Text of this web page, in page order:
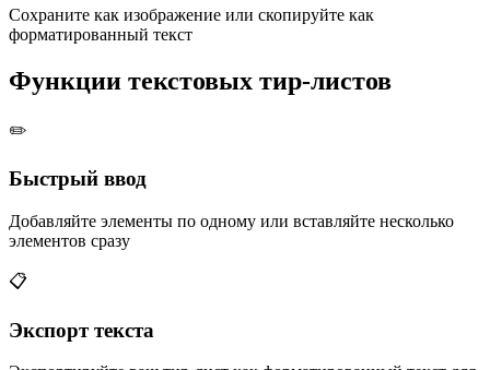
Сохраните как изображение или скопируйте как
форматированный текст
Функции текстовых тир-листов
✏️
Быстрый ввод
Добавляйте элементы по одному или вставляйте несколько
элементов сразу
📋
Экспорт текста